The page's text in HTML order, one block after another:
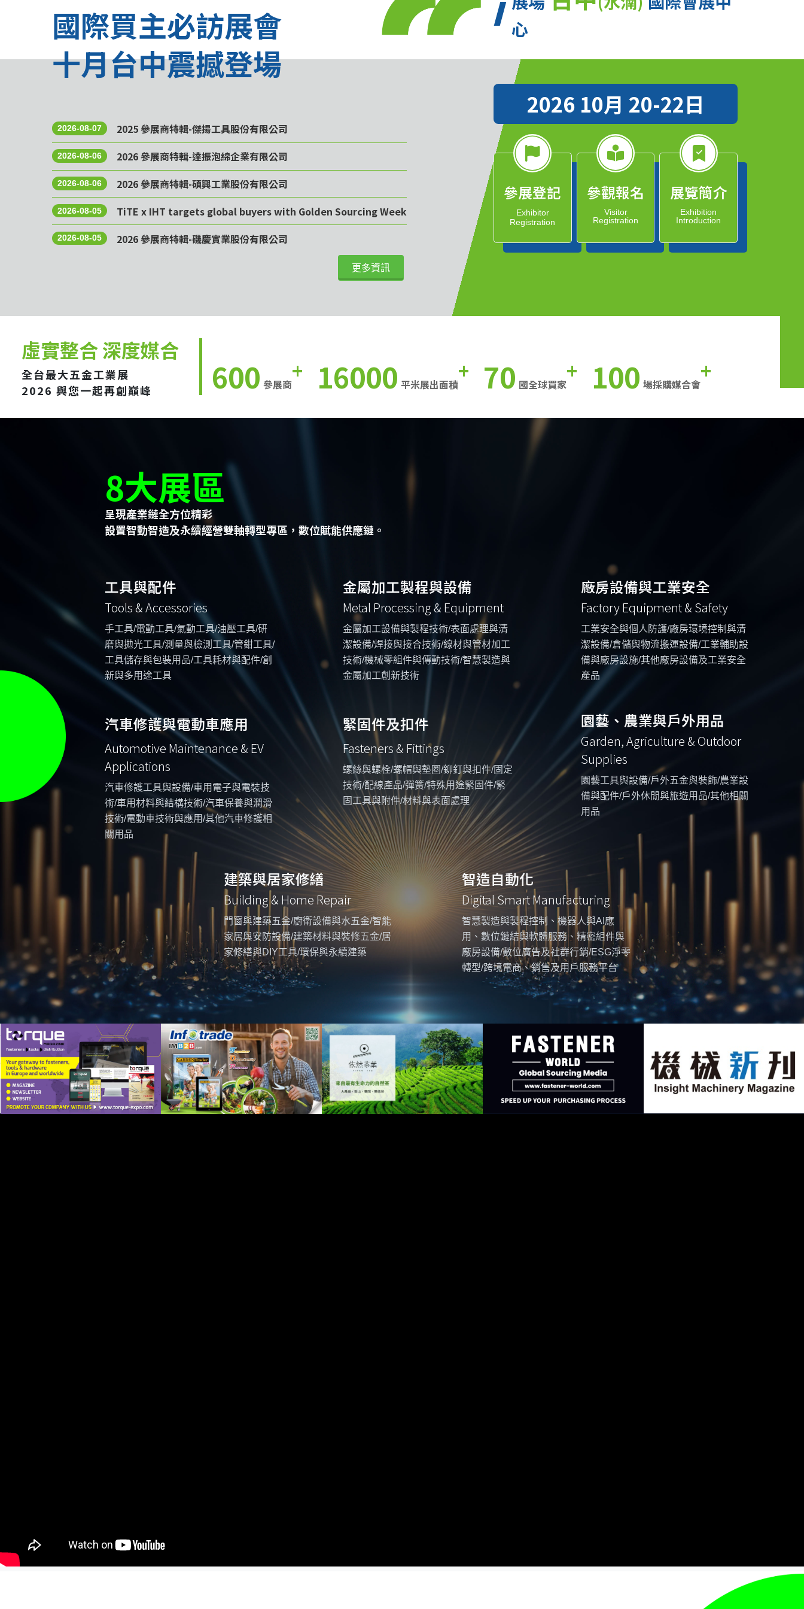
國際買主必訪展會
十月台中震撼登場
2026-08-07 2025 參展商特輯-傑揚工具股份有限公司
2026-08-06 2026 參展商特輯-達振泡綿企業有限公司
2026-08-06 2026 參展商特輯-碩興工業股份有限公司
2026-08-05 TiTE x IHT targets global buyers with Golden Sourcing Week
2026-08-05 2026 參展商特輯-磯慶實業股份有限公司
更多資訊
心
2026 10月 20-22日
參展登記
Exhibitor
Registration
參觀報名
Visitor
Registration
展覽簡介
Exhibition
Introduction
虛實整合 深度媒合
全台最大五金工業展
2026 與您一起再創巔峰
600 參展商+ 16000 平米展出面積+ 70 國全球買家+ 100 場採購媒合會+
8大展區
呈現產業鏈全方位精彩
設置智動智造及永續經營雙軸轉型專區，數位賦能供應鏈。
工具與配件
Tools & Accessories
手工具/電動工具/氣動工具/油壓工具/研
磨與拋光工具/測量與檢測工具/管鉗工具/
工具儲存與包裝用品/工具耗材與配件/創
新與多用途工具
金屬加工製程與設備
Metal Processing & Equipment
金屬加工設備與製程技術/表面處理與清
潔設備/焊接與接合技術/線材與管材加工
技術/機械零組件與傳動技術/智慧製造與
金屬加工創新技術
廠房設備與工業安全
Factory Equipment & Safety
工業安全與個人防護/廠房環境控制與清
潔設備/倉儲與物流搬運設備/工業輔助設
備與廠房設施/其他廠房設備及工業安全
產品
汽車修護與電動車應用
Automotive Maintenance & EV
Applications
汽車修護工具與設備/車用電子與電裝技
術/車用材料與結構技術/汽車保養與潤滑
技術/電動車技術與應用/其他汽車修護相
關用品
緊固件及扣件
Fasteners & Fittings
螺絲與螺栓/螺帽與墊圈/鉚釘與扣件/固定
技術/配線產品/彈簧/特殊用途緊固件/緊
固工具與附件/材料與表面處理
園藝、農業與戶外用品
Garden, Agriculture & Outdoor
Supplies
園藝工具與設備/戶外五金與裝飾/農業設
備與配件/戶外休閒與旅遊用品/其他相關
用品
建築與居家修繕
Building & Home Repair
門窗與建築五金/廚衛設備與水五金/智能
家居與安防設備/建築材料與裝修五金/居
家修繕與DIY工具/環保與永續建築
智造自動化
Digital Smart Manufacturing
智慧製造與製程控制、機器人與AI應
用、數位鏈結與軟體服務、精密組件與
廠房設備/數位廣告及社群行銷/ESG淨零
轉型/跨境電商、銷售及用戶服務平台